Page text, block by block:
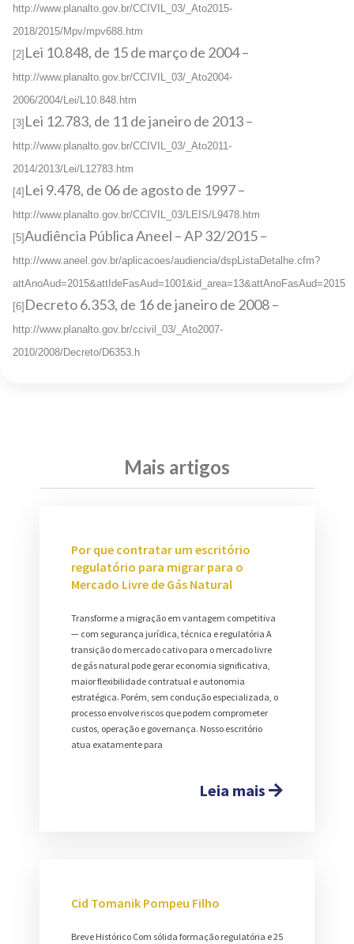
http://www.planalto.gov.br/CCIVIL_03/_Ato2015-
2018/2015/Mpv/mpv688.htm
[2] Lei 10.848, de 15 de março de 2004 –
http://www.planalto.gov.br/CCIVIL_03/_Ato2004-
2006/2004/Lei/L10.848.htm
[3] Lei 12.783, de 11 de janeiro de 2013 –
http://www.planalto.gov.br/CCIVIL_03/_Ato2011-
2014/2013/Lei/L12783.htm
[4] Lei 9.478, de 06 de agosto de 1997 –
http://www.planalto.gov.br/CCIVIL_03/LEIS/L9478.htm
[5]Audiência Pública Aneel – AP 32/2015 –
http://www.aneel.gov.br/aplicacoes/audiencia/dspListaDetalhe.cfm?
attAnoAud=2015&attIdeFasAud=1001&id_area=13&attAnoFasAud=2015
[6] Decreto 6.353, de 16 de janeiro de 2008 –
http://www.planalto.gov.br/ccivil_03/_Ato2007-
2010/2008/Decreto/D6353.h
Mais artigos
Por que contratar um escritório
regulatório para migrar para o
Mercado Livre de Gás Natural
Transforme a migração em vantagem competitiva
— com segurança jurídica, técnica e regulatória A
transição do mercado cativo para o mercado livre
de gás natural pode gerar economia significativa,
maior flexibilidade contratual e autonomia
estratégica. Porém, sem condução especializada, o
processo envolve riscos que podem comprometer
custos, operação e governança. Nosso escritório
atua exatamente para
Leia mais
Cid Tomanik Pompeu Filho
Breve Histórico Com sólida formação regulatória e 25